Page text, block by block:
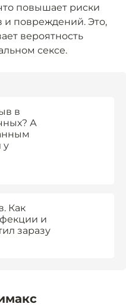
повышает риски
и повреждений. Это,
вероятность
сексе.
в
А
у
Как
и
заразу